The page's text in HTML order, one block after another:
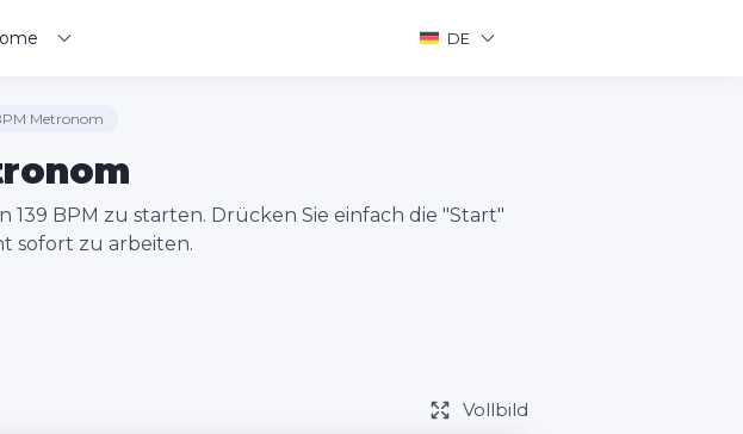
DE
Metronom
BPM zu starten. Drücken Sie einfach die "Start"
sofort zu arbeiten.
Vollbild